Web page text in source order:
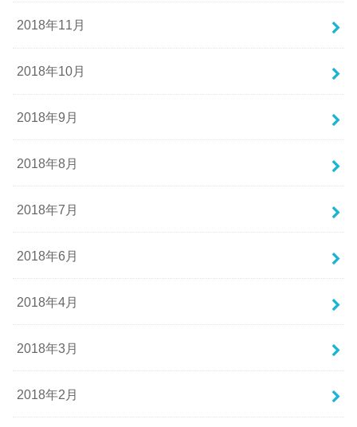
2018年11月
2018年10月
2018年9月
2018年8月
2018年7月
2018年6月
2018年4月
2018年3月
2018年2月